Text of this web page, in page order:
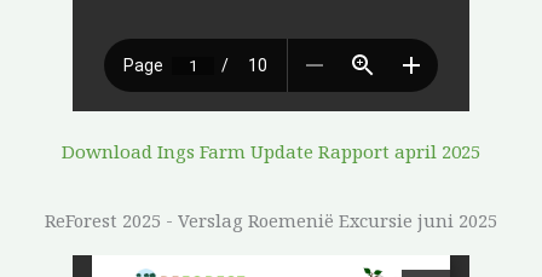
Download Ings Farm Update Rapport april 2025
ReForest 2025 - Verslag Roemenië Excursie juni 2025